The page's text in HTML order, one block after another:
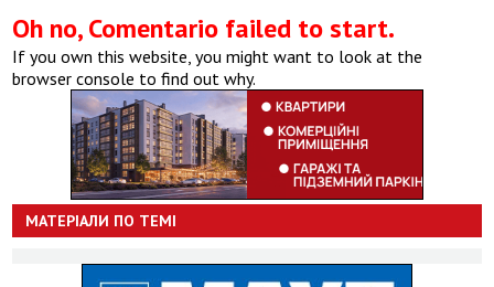
Oh no, Comentario failed to start.
If you own this website, you might want to look at the
browser console to find out why.
МАТЕРІАЛИ ПО ТЕМІ